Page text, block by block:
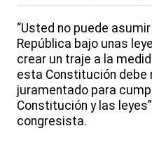
“Usted no puede
República bajo unas
crear un traje a la
esta Constitución debe
juramentado para
Constitución y las
congresista.